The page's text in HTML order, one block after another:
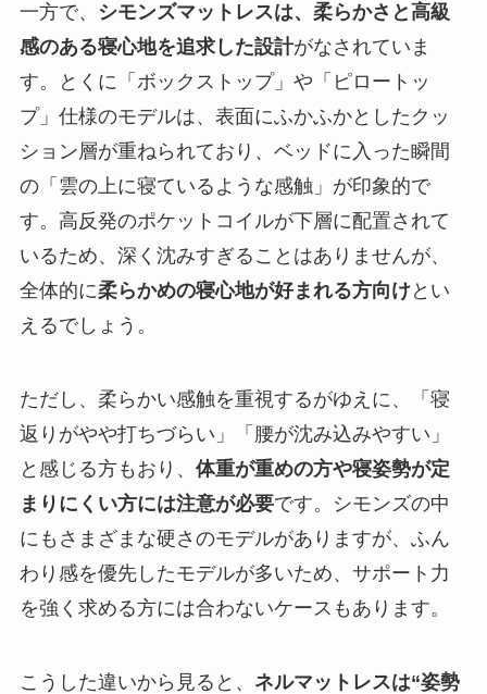
一方で、
シモンズマットレスは、柔らかさと高級
感のある寝心地を追求した設計がなされていま
す。とくに「ボックストップ」や「ピロートッ
プ」仕様のモデルは、表面にふかふかとしたクッ
ション層が重ねられており、ベッドに入った瞬間
の「雲の上に寝ているような感触」が印象的で
す。高反発のポケットコイルが下層に配置されて
いるため、深く沈みすぎることはありませんが、
全体的に柔らかめの寝心地が好まれる方向けとい
えるでしょう。
ただし、柔らかい感触を重視するがゆえに、「寝
返りがやや打ちづらい」「腰が沈み込みやすい」
と感じる方もおり、 体重が重めの方や寝姿勢が定
まりにくい方には注意が必要です。シモンズの中
にもさまざまな硬さのモデルがありますが、ふん
わり感を優先したモデルが多いため、サポート力
を強く求める方には合わないケースもあります。
こうした違いから見ると、 ネルマットレスは“姿勢